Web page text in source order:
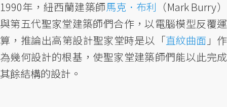
1990年，紐西蘭建築師馬克．布利 （Mark Burry）
與第五代聖家堂建築師們合作，以電腦模型反覆運
算，推論出高第設計聖家堂時是以「直紋曲面 」作
為幾何設計的根基，使聖家堂建築師們能以此完成
其餘結構的設計。